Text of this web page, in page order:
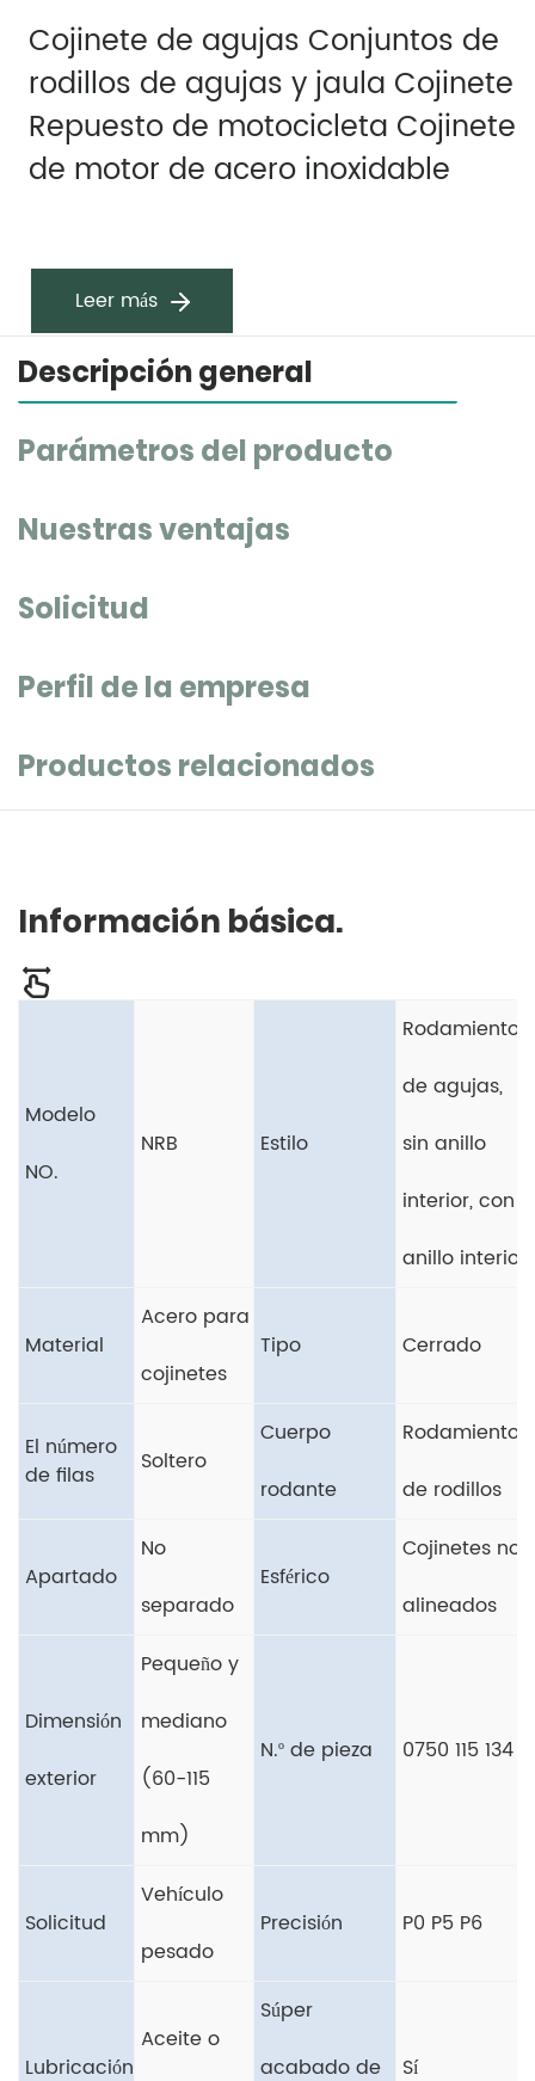
Cojinete de agujas Conjuntos de
rodillos de agujas y jaula Cojinete
Repuesto de motocicleta Cojinete
de motor de acero inoxidable
Leer más
Descripción general
Parámetros del producto
Nuestras ventajas
Solicitud
Perfil de la empresa
Productos relacionados
Información básica.
Modelo
NO.
NRB Estilo
Rodamientos
de agujas,
sin anillo
interior, con
anillo interior
Material
Acero para
cojinetes
Tipo Cerrado
El número
de filas
Soltero
Cuerpo
rodante
Rodamientos
de rodillos
Apartado
No
separado
Esférico
Cojinetes no
alineados
Dimensión
exterior
Pequeño y
mediano
(60-115
mm)
N.º de pieza 0750 115 134
Solicitud
Vehículo
pesado
Precisión P0 P5 P6
Lubricación
Aceite o
Súper
acabado de
Sí